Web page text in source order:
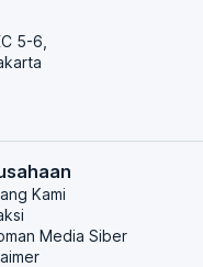
5-6,
Kami
Media Siber